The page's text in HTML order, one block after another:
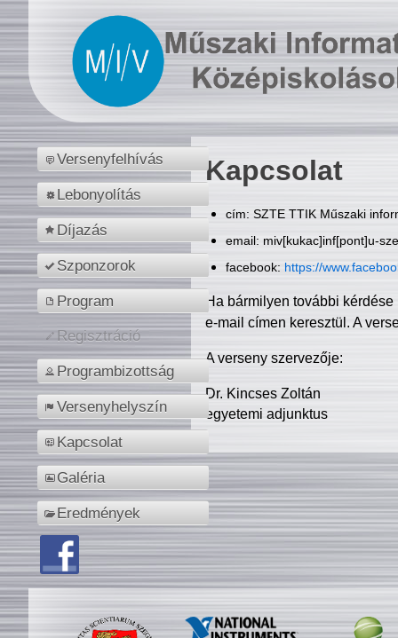
Versenyfelhívás
Lebonyolítás
Díjazás
Szponzorok
Program
Regisztráció
Programbizottság
Versenyhelyszín
Kapcsolat
Galéria
Eredmények
Kapcsolat
cím: SZTE TTIK Műszaki
email: miv[kukac]inf[pont]u-
facebook: https://
Ha bármilyen további
e-mail címen keresztül. A
A verseny szervezője:
Dr. Kincses Zoltán
egyetemi adjunktus